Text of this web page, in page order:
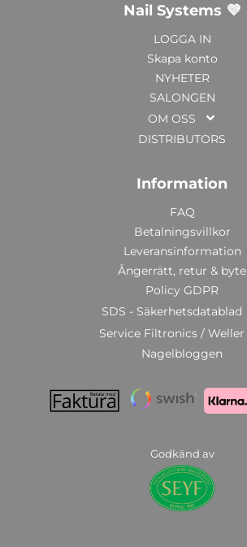
Nail Systems 💜
LOGGA IN
Skapa konto
NYHETER
SALONGEN
OM OSS
DISTRIBUTORS
Information
FAQ
Betalningsvillkor
Leveransinformation
Ångerrätt, retur & byte
Policy GDPR
SDS - Säkerhetsdatablad
Service Filtronics / Weller
Nagelbloggen
Godkänd av